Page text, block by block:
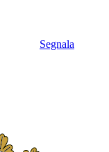
Segnala